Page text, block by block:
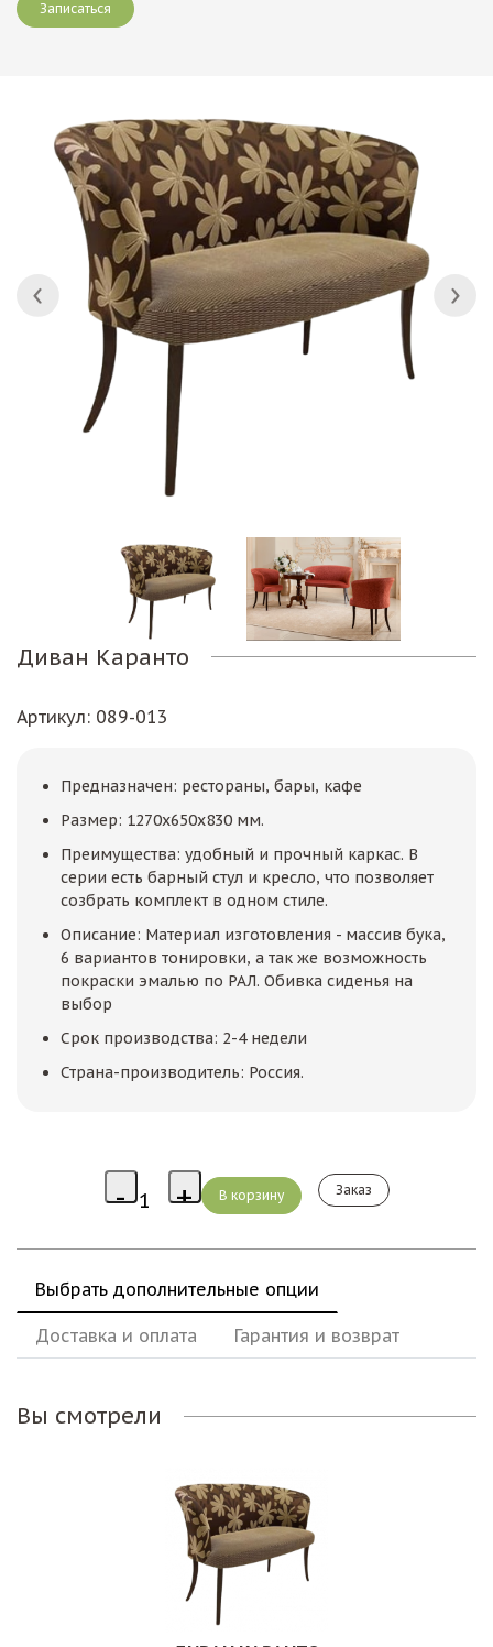
Диван Каранто
Артикул: 089-013
Предназначен: рестораны, бары, кафе
Размер: 1270х650х830 мм.
Преимущества: удобный и прочный каркас. В
серии есть барный стул и кресло, что позволяет
созбрать комплект в одном стиле.
Описание: Материал изготовления - массив бука,
6 вариантов тонировки, а так же возможность
покраски эмалью по РАЛ. Обивка сиденья на
выбор
Срок производства: 2-4 недели
Страна-производитель: Россия.
Заказ
Выбрать дополнительные опции
Доставка и оплата Гарантия и возврат
Вы смотрели